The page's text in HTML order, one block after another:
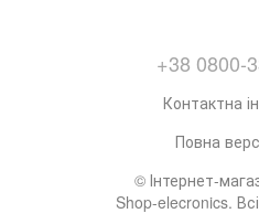
+38 0800-
Контактна
Повна
© Інтернет-
Shop-elecronics.